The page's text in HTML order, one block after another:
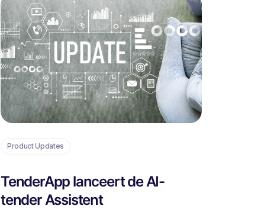
Product Updates
TenderApp lanceert de AI-
tender Assistent